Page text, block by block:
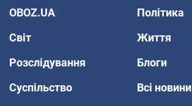
OBOZ.UA
Політика
Світ
Життя
Розслідування
Блоги
Суспільство
Всі новини